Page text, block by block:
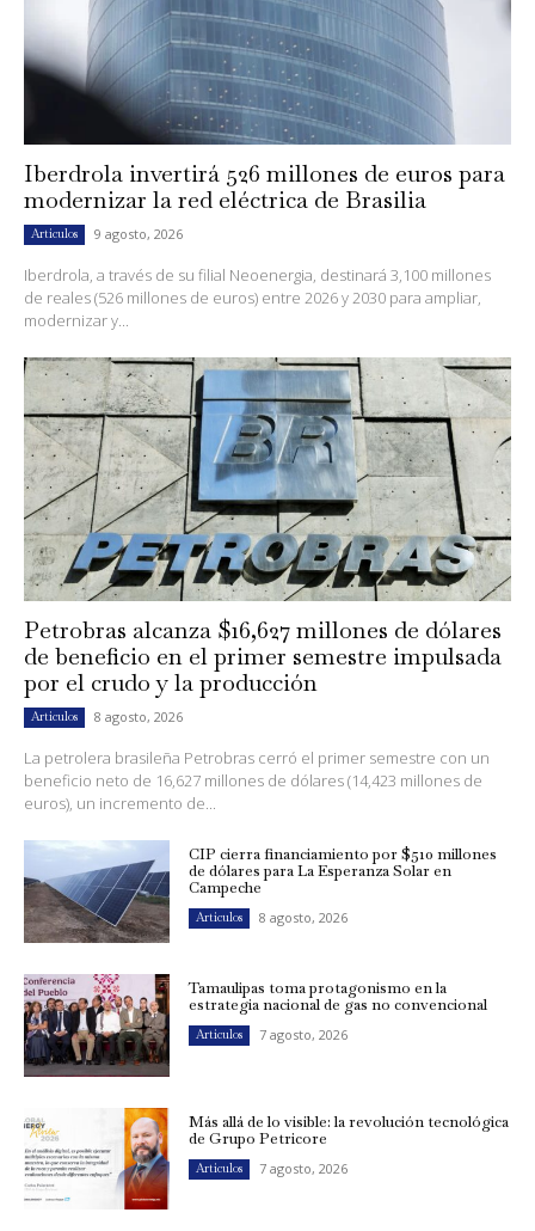
Iberdrola invertirá 526 millones de euros para
modernizar la red eléctrica de Brasilia
Artículos 9 agosto, 2026
Iberdrola, a través de su filial Neoenergia, destinará 3,100 millones
de reales (526 millones de euros) entre 2026 y 2030 para ampliar,
modernizar y...
Petrobras alcanza $16,627 millones de dólares
de beneficio en el primer semestre impulsada
por el crudo y la producción
Artículos 8 agosto, 2026
La petrolera brasileña Petrobras cerró el primer semestre con un
beneficio neto de 16,627 millones de dólares (14,423 millones de
euros), un incremento de...
CIP cierra financiamiento por $510 millones
de dólares para La Esperanza Solar en
Campeche
Artículos 8 agosto, 2026
Tamaulipas toma protagonismo en la
estrategia nacional de gas no convencional
Artículos 7 agosto, 2026
Más allá de lo visible: la revolución tecnológica
de Grupo Petricore
Artículos 7 agosto, 2026